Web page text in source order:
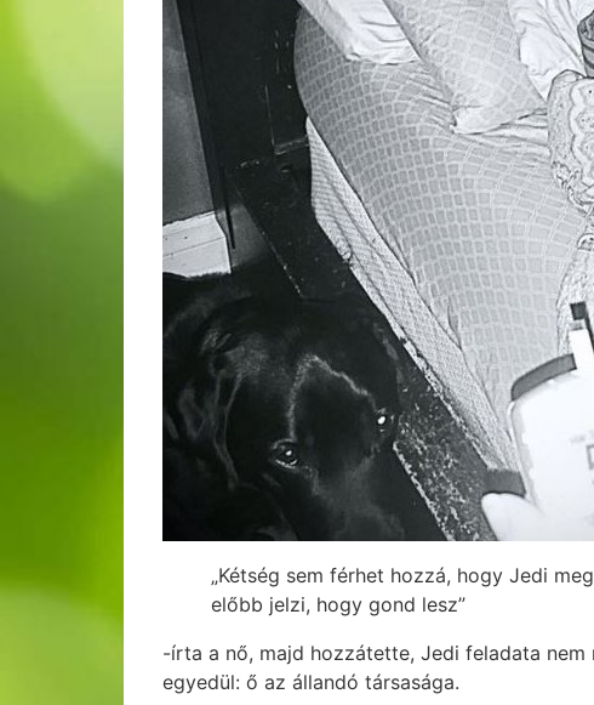
„Kétség sem férhet hozzá, hogy Jedi
előbb jelzi, hogy gond lesz”
-írta a nő, majd hozzátette, Jedi feladata
egyedül: ő az állandó társasága.